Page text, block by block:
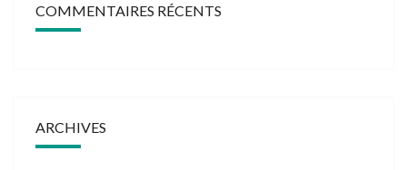
COMMENTAIRES RÉCENTS
ARCHIVES